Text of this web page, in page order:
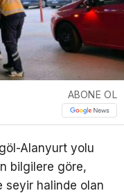
ABONE OL
Alanyurt yolu
bilgilere göre,
seyir halinde olan